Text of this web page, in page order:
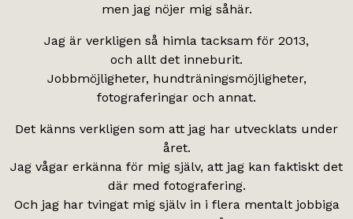
men jag nöjer mig såhär.
Jag är verkligen så himla tacksam för 2013,
och allt det inneburit.
Jobbmöjligheter, hundträningsmöjligheter,
fotograferingar och annat.
Det känns verkligen som att jag har utvecklats under
året.
Jag vågar erkänna för mig själv, att jag kan faktiskt det
där med fotografering.
Och jag har tvingat mig själv in i flera mentalt jobbiga